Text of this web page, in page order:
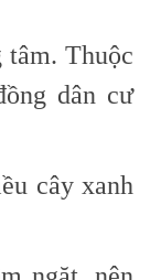
Thuộc
dân cư
cây xanh